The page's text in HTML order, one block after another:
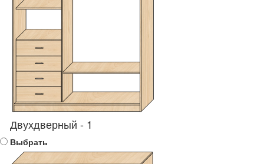
Двухдверный - 1
Выбрать